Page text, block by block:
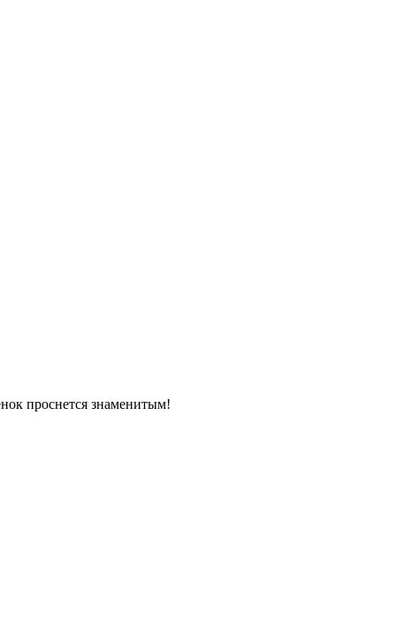
проснется знаменитым!